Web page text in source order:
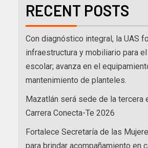
RECENT POSTS
Con diagnóstico integral, la UAS
infraestructura y mobiliario para
escolar; avanza en el
mantenimiento de planteles.
Mazatlán será sede de la tercera
Carrera Conecta-Te 2026
Fortalece Secretaría de las
para brindar acompañamiento en